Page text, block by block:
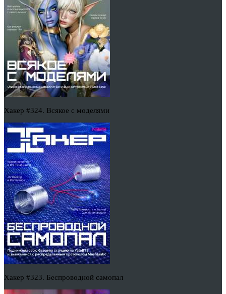
Хакер #324. Всякое с моделями
Хакер #323. Беспроводной самопал